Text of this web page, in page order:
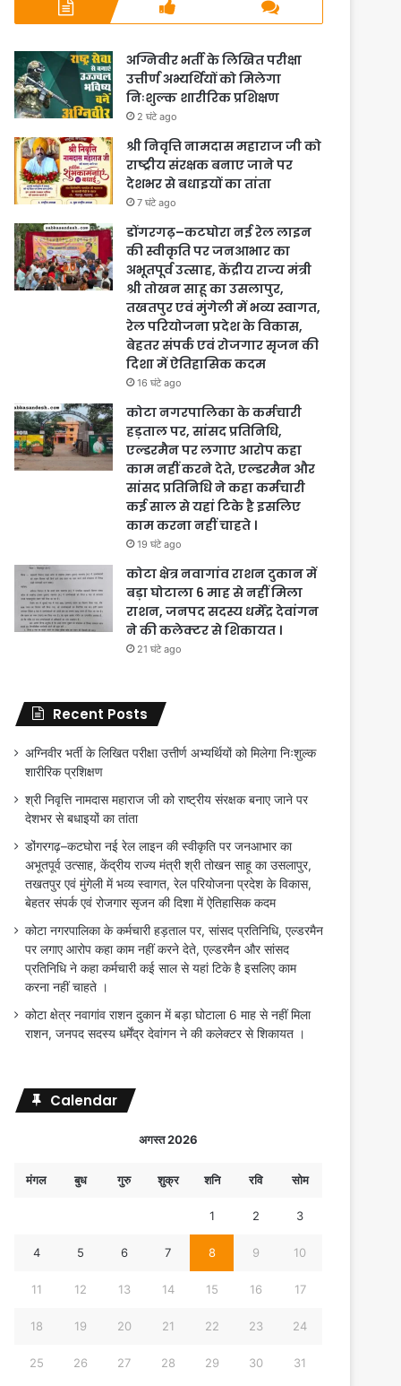
अग्निवीर भर्ती के लिखित परीक्षा
उत्तीर्ण अभ्यर्थियों को मिलेगा
निःशुल्क शारीरिक प्रशिक्षण
2 घंटे ago
श्री निवृत्ति नामदास महाराज जी को
राष्ट्रीय संरक्षक बनाए जाने पर
देशभर से बधाइयों का तांता
7 घंटे ago
डोंगरगढ़–कटघोरा नई रेल लाइन
की स्वीकृति पर जनआभार का
अभूतपूर्व उत्साह, केंद्रीय राज्य मंत्री
श्री तोखन साहू का उसलापुर,
तखतपुर एवं मुंगेली में भव्य स्वागत,
रेल परियोजना प्रदेश के विकास,
बेहतर संपर्क एवं रोजगार सृजन की
दिशा में ऐतिहासिक कदम
16 घंटे ago
कोटा नगरपालिका के कर्मचारी
हड़ताल पर, सांसद प्रतिनिधि,
एल्डरमैन पर लगाए आरोप कहा
काम नहीं करने देते, एल्डरमैन और
सांसद प्रतिनिधि ने कहा कर्मचारी
कई साल से यहां टिके है इसलिए
काम करना नहीं चाहते ।
19 घंटे ago
कोटा क्षेत्र नवागांव राशन दुकान में
बड़ा घोटाला 6 माह से नहीं मिला
राशन, जनपद सदस्य धर्मेंद्र देवांगन
ने की कलेक्टर से शिकायत ।
21 घंटे ago
Recent Posts
अग्निवीर भर्ती के लिखित परीक्षा उत्तीर्ण अभ्यर्थियों को मिलेगा निःशुल्क
शारीरिक प्रशिक्षण
श्री निवृत्ति नामदास महाराज जी को राष्ट्रीय संरक्षक बनाए जाने पर
देशभर से बधाइयों का तांता
डोंगरगढ़–कटघोरा नई रेल लाइन की स्वीकृति पर जनआभार का
अभूतपूर्व उत्साह, केंद्रीय राज्य मंत्री श्री तोखन साहू का उसलापुर,
तखतपुर एवं मुंगेली में भव्य स्वागत, रेल परियोजना प्रदेश के विकास,
बेहतर संपर्क एवं रोजगार सृजन की दिशा में ऐतिहासिक कदम
कोटा नगरपालिका के कर्मचारी हड़ताल पर, सांसद प्रतिनिधि, एल्डरमैन
पर लगाए आरोप कहा काम नहीं करने देते, एल्डरमैन और सांसद
प्रतिनिधि ने कहा कर्मचारी कई साल से यहां टिके है इसलिए काम
करना नहीं चाहते ।
कोटा क्षेत्र नवागांव राशन दुकान में बड़ा घोटाला 6 माह से नहीं मिला
राशन, जनपद सदस्य धर्मेंद्र देवांगन ने की कलेक्टर से शिकायत ।
Calendar
अगस्त 2026
मंगल बुध गुरु शुक्र शनि रवि सोम
1 2 3
4 5 6 7 8 9 10
11 12 13 14 15 16 17
18 19 20 21 22 23 24
25 26 27 28 29 30 31